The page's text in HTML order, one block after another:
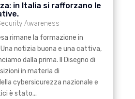
in Italia si rafforzano le
Awareness
rimane la formazione in
notizia buona e una cattiva,
dalla prima. Il Disegno di
in materia di
cybersicurezza nazionale e
è stato...